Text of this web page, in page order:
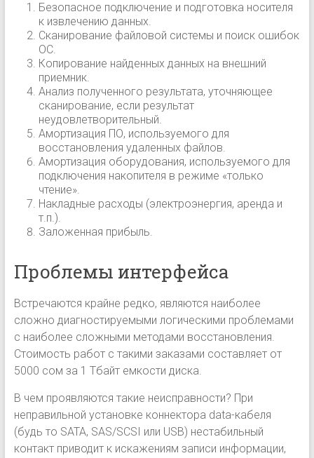
Безопасное подключение и подготовка носителя
к извлечению данных.
Сканирование файловой системы и поиск ошибок
ОС.
Копирование найденных данных на внешний
приемник.
Анализ полученного результата, уточняющее
сканирование, если результат
неудовлетворительный.
Амортизация ПО, используемого для
восстановления удаленных файлов.
Амортизация оборудования, используемого для
подключения накопителя в режиме «только
чтение».
Накладные расходы (электроэнергия, аренда и
т.п.).
Заложенная прибыль.
Проблемы интерфейса
Встречаются крайне редко, являются наиболее
сложно диагностируемыми логическими проблемами
с наиболее сложными методами восстановления.
Стоимость работ с такими заказами составляет от
5000 сом за 1 Тбайт емкости диска.
В чем проявляются такие неисправности? При
неправильной установке коннектора data-кабеля
(будь то SATA, SAS/SCSI или USB) нестабильный
контакт приводит к искажениям записи информации,